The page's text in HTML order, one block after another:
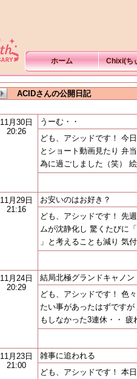
ホーム Chixi(ち
ACIDさんの公開日記
11月30日
20:26
うーむ・・
ども、アシッドです！ 今
とショート動画見たり 弁
為に過ごしました（笑）
11月29日
21:16
お安いのはお好き？
ども、アシッドです！ 先
ムが沈静化し 驚くたびに
」と考えることも減り 気
11月24日
20:29
結局北極グランドキャノン
ども、アシッドです！ 色
たい事があったはずです
もしなかった3連休・・
11月23日
21:00
雑事に追われる
ども、アシッドです！ 本